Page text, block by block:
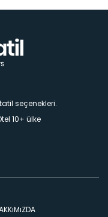
seçenekleri.
10+ ülke